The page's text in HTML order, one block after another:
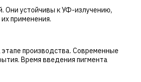
Они устойчивы к УФ-излучению,
применения.
производства. Современные
Время введения пигмента